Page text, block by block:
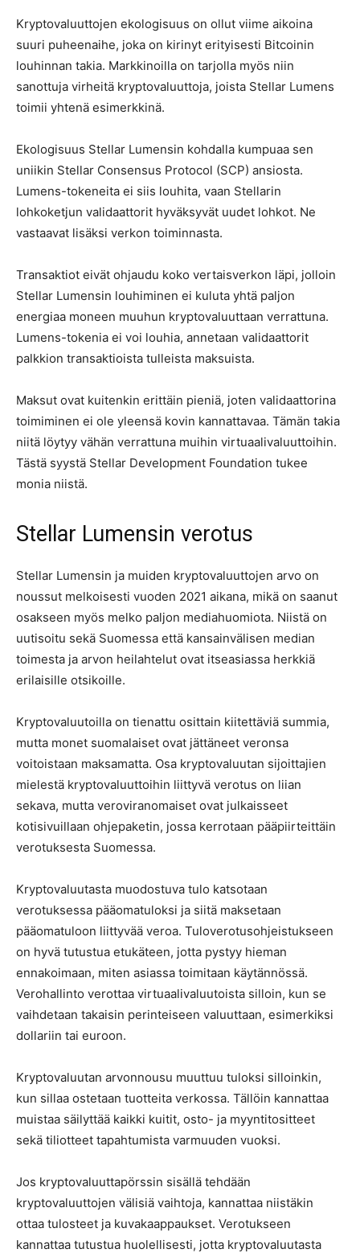
Kryptovaluuttojen ekologisuus on ollut viime aikoina
suuri puheenaihe, joka on kirinyt erityisesti Bitcoinin
louhinnan takia. Markkinoilla on tarjolla myös niin
sanottuja virheitä kryptovaluuttoja, joista Stellar Lumens
toimii yhtenä esimerkkinä.
Ekologisuus Stellar Lumensin kohdalla kumpuaa sen
uniikin Stellar Consensus Protocol (SCP) ansiosta.
Lumens-tokeneita ei siis louhita, vaan Stellarin
lohkoketjun validaattorit hyväksyvät uudet lohkot. Ne
vastaavat lisäksi verkon toiminnasta.
Transaktiot eivät ohjaudu koko vertaisverkon läpi, jolloin
Stellar Lumensin louhiminen ei kuluta yhtä paljon
energiaa moneen muuhun kryptovaluuttaan verrattuna.
Lumens-tokenia ei voi louhia, annetaan validaattorit
palkkion transaktioista tulleista maksuista.
Maksut ovat kuitenkin erittäin pieniä, joten validaattorina
toimiminen ei ole yleensä kovin kannattavaa. Tämän takia
niitä löytyy vähän verrattuna muihin virtuaalivaluuttoihin.
Tästä syystä Stellar Development Foundation tukee
monia niistä.
Stellar Lumensin verotus
Stellar Lumensin ja muiden kryptovaluuttojen arvo on
noussut melkoisesti vuoden 2021 aikana, mikä on saanut
osakseen myös melko paljon mediahuomiota. Niistä on
uutisoitu sekä Suomessa että kansainvälisen median
toimesta ja arvon heilahtelut ovat itseasiassa herkkiä
erilaisille otsikoille.
Kryptovaluutoilla on tienattu osittain kiitettäviä summia,
mutta monet suomalaiset ovat jättäneet veronsa
voitoistaan maksamatta. Osa kryptovaluutan sijoittajien
mielestä kryptovaluuttoihin liittyvä verotus on liian
sekava, mutta veroviranomaiset ovat julkaisseet
kotisivuillaan ohjepaketin, jossa kerrotaan pääpiirteittäin
verotuksesta Suomessa.
Kryptovaluutasta muodostuva tulo katsotaan
verotuksessa pääomatuloksi ja siitä maksetaan
pääomatuloon liittyvää veroa. Tuloverotusohjeistukseen
on hyvä tutustua etukäteen, jotta pystyy hieman
ennakoimaan, miten asiassa toimitaan käytännössä.
Verohallinto verottaa virtuaalivaluutoista silloin, kun se
vaihdetaan takaisin perinteiseen valuuttaan, esimerkiksi
dollariin tai euroon.
Kryptovaluutan arvonnousu muuttuu tuloksi silloinkin,
kun sillaa ostetaan tuotteita verkossa. Tällöin kannattaa
muistaa säilyttää kaikki kuitit, osto- ja myyntitositteet
sekä tiliotteet tapahtumista varmuuden vuoksi.
Jos kryptovaluuttapörssin sisällä tehdään
kryptovaluuttojen välisiä vaihtoja, kannattaa niistäkin
ottaa tulosteet ja kuvakaappaukset. Verotukseen
kannattaa tutustua huolellisesti, jotta kryptovaluutasta